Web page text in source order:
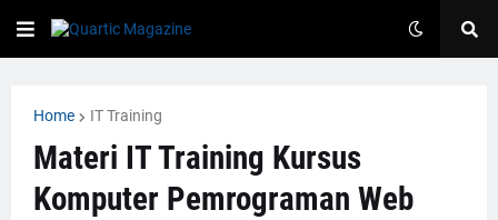
Home IT Training
Materi IT Training Kursus
Komputer Pemrograman Web